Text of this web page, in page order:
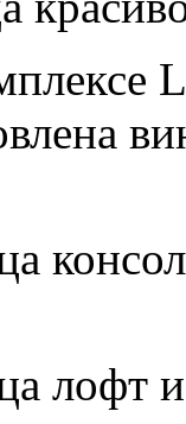
лофт